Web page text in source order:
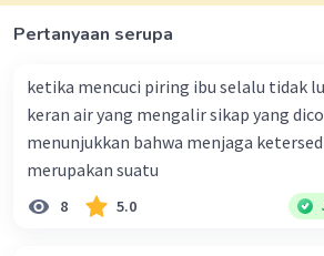
Beri Rating
Pertanyaan serupa
ketika mencuci piring ibu selalu tidak
keran air yang mengalir sikap yang
menunjukkan bahwa menjaga
merupakan suatu
8 5.0